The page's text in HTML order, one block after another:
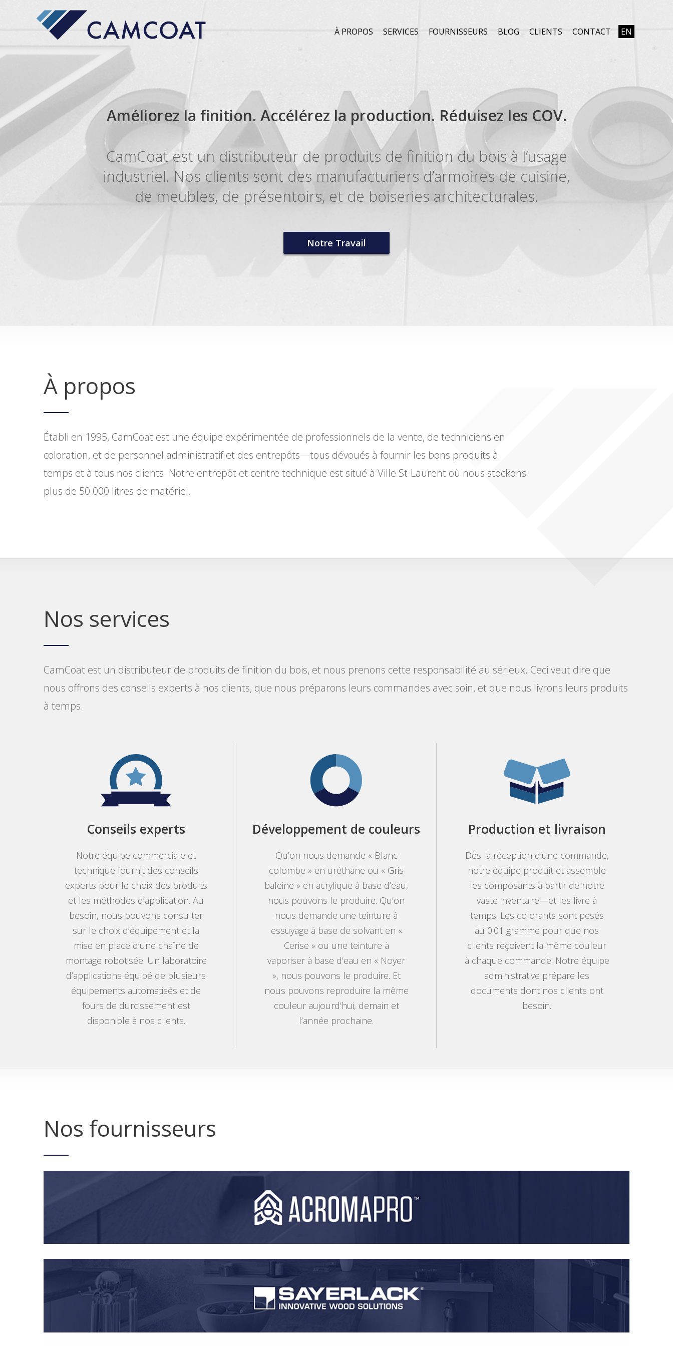
À PROPOS SERVICES FOURNISSEURS BLOG CLIENTS CONTACT EN
Améliorez la finition. Accélérez la production. Réduisez les COV.
CamCoat est un distributeur de produits de finition du bois à l’usage
industriel. Nos clients sont des manufacturiers d’armoires de cuisine,
de meubles, de présentoirs, et de boiseries architecturales.
Notre Travail
À propos
Établi en 1995, CamCoat est une équipe expérimentée de professionnels de la vente, de techniciens en
coloration, et de personnel administratif et des entrepôts—tous dévoués à fournir les bons produits à
temps et à tous nos clients. Notre entrepôt et centre technique est situé à Ville St-Laurent où nous stockons
plus de 50 000 litres de matériel.
Nos services
CamCoat est un distributeur de produits de finition du bois, et nous prenons cette responsabilité au sérieux. Ceci veut dire que
nous offrons des conseils experts à nos clients, que nous préparons leurs commandes avec soin, et que nous livrons leurs produits
à temps.
Conseils experts
Notre équipe commerciale et
technique fournit des conseils
experts pour le choix des produits
et les méthodes d’application. Au
besoin, nous pouvons consulter
sur le choix d’équipement et la
mise en place d’une chaîne de
montage robotisée. Un laboratoire
d’applications équipé de plusieurs
équipements automatisés et de
fours de durcissement est
disponible à nos clients.
Développement de couleurs
Qu’on nous demande « Blanc
colombe » en uréthane ou « Gris
baleine » en acrylique à base d’eau,
nous pouvons le produire. Qu’on
nous demande une teinture à
essuyage à base de solvant en «
Cerise » ou une teinture à
vaporiser à base d’eau en « Noyer
», nous pouvons le produire. Et
nous pouvons reproduire la même
couleur aujourd’hui, demain et
l’année prochaine.
Production et livraison
Dès la réception d’une commande,
notre équipe produit et assemble
les composants à partir de notre
vaste inventaire—et les livre à
temps. Les colorants sont pesés
au 0.01 gramme pour que nos
clients reçoivent la même couleur
à chaque commande. Notre équipe
administrative prépare les
documents dont nos clients ont
besoin.
Nos fournisseurs